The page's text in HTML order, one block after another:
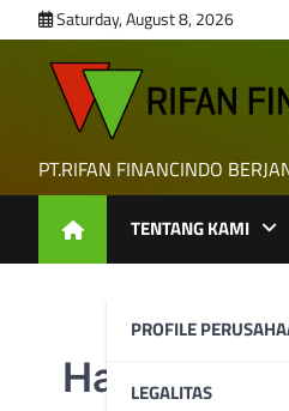
to
content
Saturday, August 8, 2026
PT.RIFAN FINANCINDO
TENTANG KAMI
PROFILE
LEGALITAS
Hang